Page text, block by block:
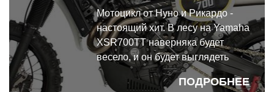
ПОДРОБНЕЕ
Мотоцикл от Нуно и Рикардо -
настоящий хит. В лесу на Yamaha
XSR700TT наверняка будет
весело, и он будет выглядеть
даже лучше, чем чистый. Это
именно та современная